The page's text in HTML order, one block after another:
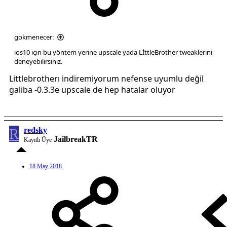
gokmenecer:
ios10 için bu yöntem yerine upscale yada LİttleBrother tweaklerini
deneyebilirsiniz.
Littlebrotherı indiremiyorum nefense uyumlu değil
galiba -0.3.3e upscale de hep hatalar oluyor
R redsky
Kayıtlı Üye JailbreakTR
18 May 2018